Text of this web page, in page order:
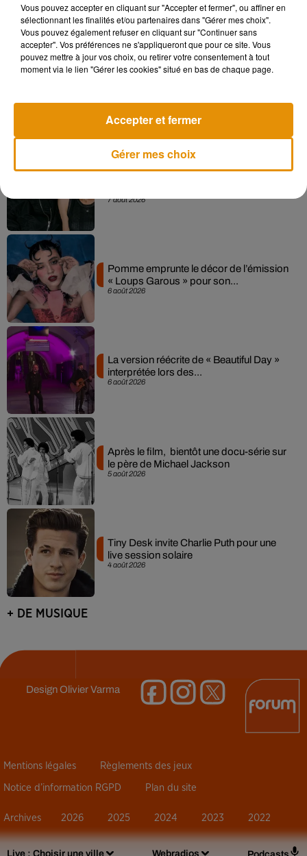
Live : Choisir une ville Webradios
Musique
7 août 2026
6 août 2026
Pomme emprunte le décor de l’émission
« Loups Garous » pour son...
6 août 2026
La version réécrite de « Beautiful Day »
interprétée lors des...
5 août 2026
Après le film, bientôt une docu-série sur
le père de Michael Jackson
4 août 2026
Tiny Desk invite Charlie Puth pour une
live session solaire
+ DE MUSIQUE
DesignOlivier Varma
Mentions légales Règlements des jeux
Notice d’information RGPD Plan du site
Archives 2026 2025 2024 2023 2022
Vous pouvez accepter en cliquant sur "Accepter et fermer", ou affiner en
sélectionnant les finalités et/ou partenaires dans "Gérer mes choix".
Vous pouvez également refuser en cliquant sur "Continuer sans
accepter". Vos préférences ne s'appliqueront que pour ce site. Vous
pouvez mettre à jour vos choix, ou retirer votre consentement à tout
moment via le lien "Gérer les cookies" situé en bas de chaque page.
Gérer mes choix
Accepter et fermer